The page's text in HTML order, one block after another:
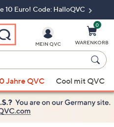
10 Euro! Code: HalloQVC
MEIN QVC
0
WARENKORB
Jahre QVC Cool mit QVC